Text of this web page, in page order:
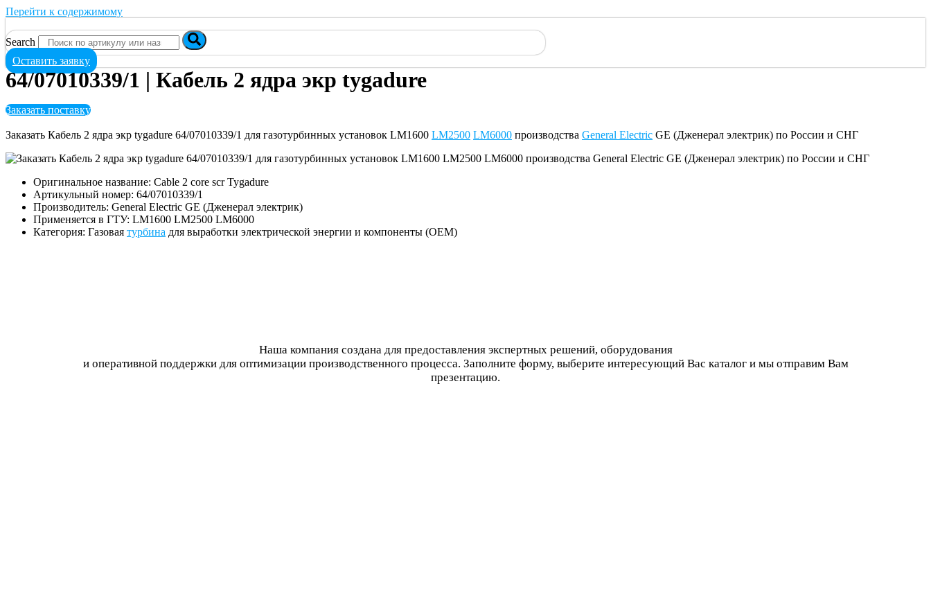
Перейти к содержимому
Search
Оставить заявку
64/07010339/1 | Кабель 2 ядра экр tygadure
Заказать поставку
Заказать Кабель 2 ядра экр tygadure 64/07010339/1 для газотурбинных установок LM1600 LM2500 LM6000 производства General Electric GE (Дженерал электрик) по России и СНГ
Оригинальное название: Cable 2 core scr Tygadure
Артикульный номер: 64/07010339/1
Производитель: General Electric GE (Дженерал электрик)
Применяется в ГТУ: LM1600 LM2500 LM6000
Категория: Газовая турбина для выработки электрической энергии и компоненты (OEM)
Наша компания создана для предоставления экспертных решений, оборудования
и оперативной поддержки для оптимизации производственного процесса. Заполните форму, выберите интересующий Вас каталог и мы отправим Вам
презентацию.